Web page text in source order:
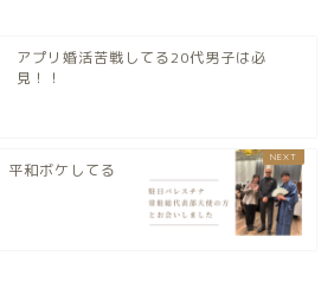
アプリ婚活苦戦してる20代男子は必
見！！
平和ボケしてる